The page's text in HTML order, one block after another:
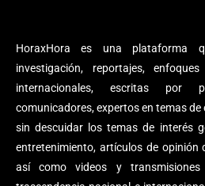
HoraxHora es una plataforma
investigación, reportajes,
internacionales, escritas por
comunicadores, expertos en temas
sin descuidar los temas de interés
entretenimiento, artículos de opinión
así como videos y